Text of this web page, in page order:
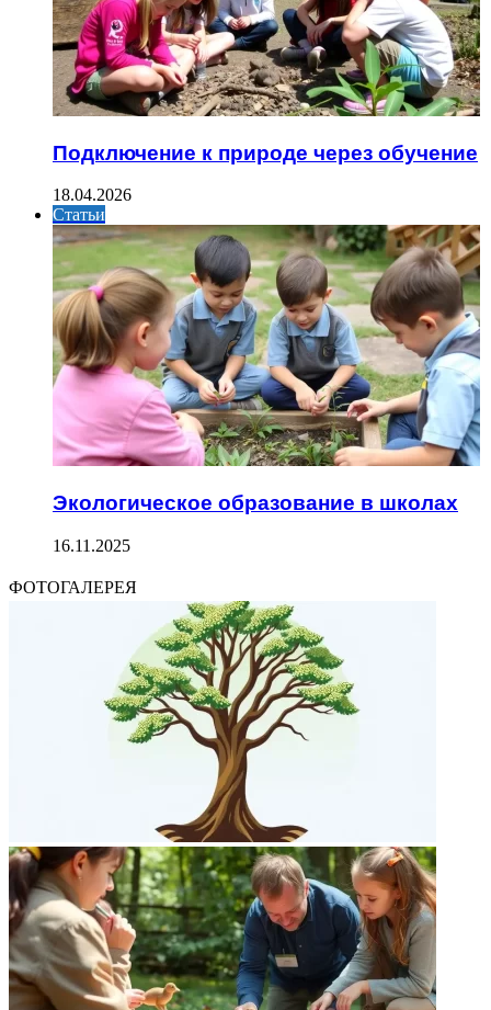
Подключение к природе через обучение
18.04.2026
Статьи
Экологическое образование в школах
16.11.2025
ФОТОГАЛЕРЕЯ